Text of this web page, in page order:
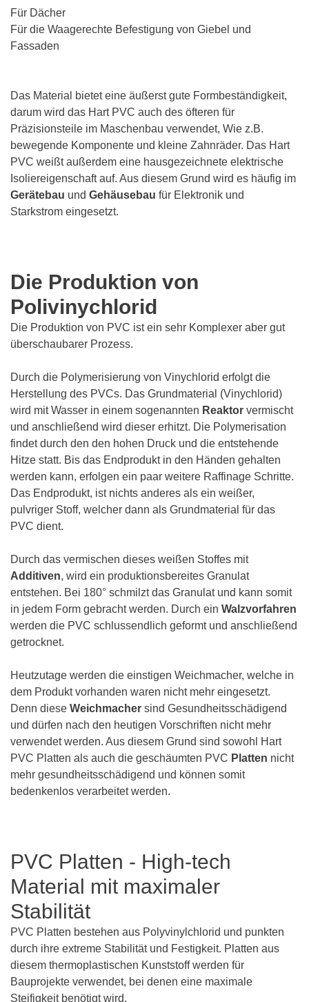
Für Dächer
Für die Waagerechte Befestigung von Giebel und
Fassaden
Das Material bietet eine äußerst gute Formbeständigkeit,
darum wird das Hart PVC auch des öfteren für
Präzisionsteile im Maschenbau verwendet, Wie z.B.
bewegende Komponente und kleine Zahnräder. Das Hart
PVC weißt außerdem eine hausgezeichnete elektrische
Isoliereigenschaft auf. Aus diesem Grund wird es häufig im
Gerätebau und Gehäusebau für Elektronik und
Starkstrom eingesetzt.
Die Produktion von
Polivinychlorid
Die Produktion von PVC ist ein sehr Komplexer aber gut
überschaubarer Prozess.
Durch die Polymerisierung von Vinychlorid erfolgt die
Herstellung des PVCs. Das Grundmaterial (Vinychlorid)
wird mit Wasser in einem sogenannten Reaktor vermischt
und anschließend wird dieser erhitzt. Die Polymerisation
findet durch den den hohen Druck und die entstehende
Hitze statt. Bis das Endprodukt in den Händen gehalten
werden kann, erfolgen ein paar weitere Raffinage Schritte.
Das Endprodukt, ist nichts anderes als ein weißer,
pulvriger Stoff, welcher dann als Grundmaterial für das
PVC dient.
Durch das vermischen dieses weißen Stoffes mit
Additiven, wird ein produktionsbereites Granulat
entstehen. Bei 180° schmilzt das Granulat und kann somit
in jedem Form gebracht werden. Durch ein Walzvorfahren
werden die PVC schlussendlich geformt und anschließend
getrocknet.
Heutzutage werden die einstigen Weichmacher, welche in
dem Produkt vorhanden waren nicht mehr eingesetzt.
Denn diese Weichmacher sind Gesundheitsschädigend
und dürfen nach den heutigen Vorschriften nicht mehr
verwendet werden. Aus diesem Grund sind sowohl Hart
PVC Platten als auch die geschäumten PVC Platten nicht
mehr gesundheitsschädigend und können somit
bedenkenlos verarbeitet werden.
PVC Platten - High-tech
Material mit maximaler
Stabilität
PVC Platten bestehen aus Polyvinylchlorid und punkten
durch ihre extreme Stabilität und Festigkeit. Platten aus
diesem thermoplastischen Kunststoff werden für
Bauprojekte verwendet, bei denen eine maximale
Steifigkeit benötigt wird.